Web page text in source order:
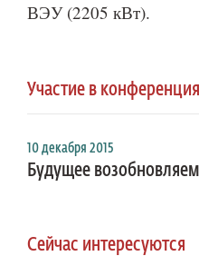
ВЭУ (2205 кВт).
Участие в
10 декабря 2015
Будущее
Сейчас интересуются